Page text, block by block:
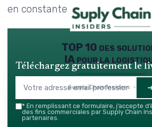
en constante évolution.
TOP 10 des
IA pour la
Supply Chain Insiders —
Téléchargez gratuitement le
* En remplissant ce formulaire, j’accepte
des fins commerciales par Supply Chain
partenaires.